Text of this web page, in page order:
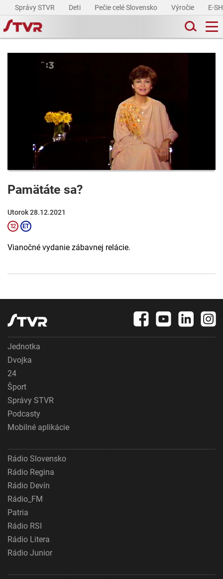
Správy STVR Deti Pečie celé Slovensko Výročie E-
Pamätáte sa?
Utorok 28.12.2021
Vianočné vydanie zábavnej relácie.
Jednotka
Dvojka
24
Šport
Správy STVR
Podcasty
Mobilné aplikácie
Rádio Slovensko
Rádio Regina
Rádio Devín
Rádio_FM
Patria
Rádio RSI
Rádio Litera
Rádio Junior